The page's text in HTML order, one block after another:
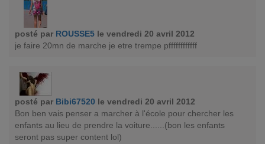
posté par ROUSSE5 le vendredi 20 avril 2012
je faire 20mn de marche je etre trempe pffffffffffff
posté par Bibi67520 le vendredi 20 avril 2012
Bon ben vais penser a marcher à l'école pour chercher les
enfants au lieu de prendre la voiture......(bon les enfants
seront pas super content lol)